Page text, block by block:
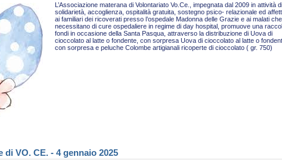
L’Associazione materana di Volontariato Vo.Ce., impegnata dal 2009 in attività di
solidarietà, accoglienza, ospitalità gratuita, sostegno psico- relazionale ed
ai familiari dei ricoverati presso l’ospedale Madonna delle Grazie e ai malati che
necessitano di cure ospedaliere in regime di day hospital, promuove una
fondi in occasione della Santa Pasqua, attraverso la distribuzione di Uova di
cioccolato al latte o fondente, con sorpresa Uova di cioccolato al latte o
con sorpresa e peluche Colombe artigianali ricoperte di cioccolato ( gr. 750)
VO. CE. - 4 gennaio 2025